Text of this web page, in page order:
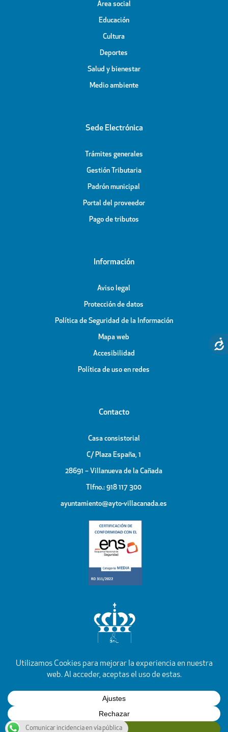
Área social
Educación
Cultura
Deportes
Salud y bienestar
Medio ambiente
Sede Electrónica
Trámites generales
Gestión Tributaria
Padrón municipal
Portal del proveedor
Pago de tributos
Información
Aviso legal
Protección de datos
Política de Seguridad de la Información
Mapa web
Accesibilidad
Política de uso en redes
Contacto
Casa consistorial
C/ Plaza España, 1
28691 – Villanueva de la Cañada
Tlfno.: 918 117 300
ayuntamiento@ayto-villacanada.es
YouTubeFacebookInstagram
Comunicar incidencia en vía pública